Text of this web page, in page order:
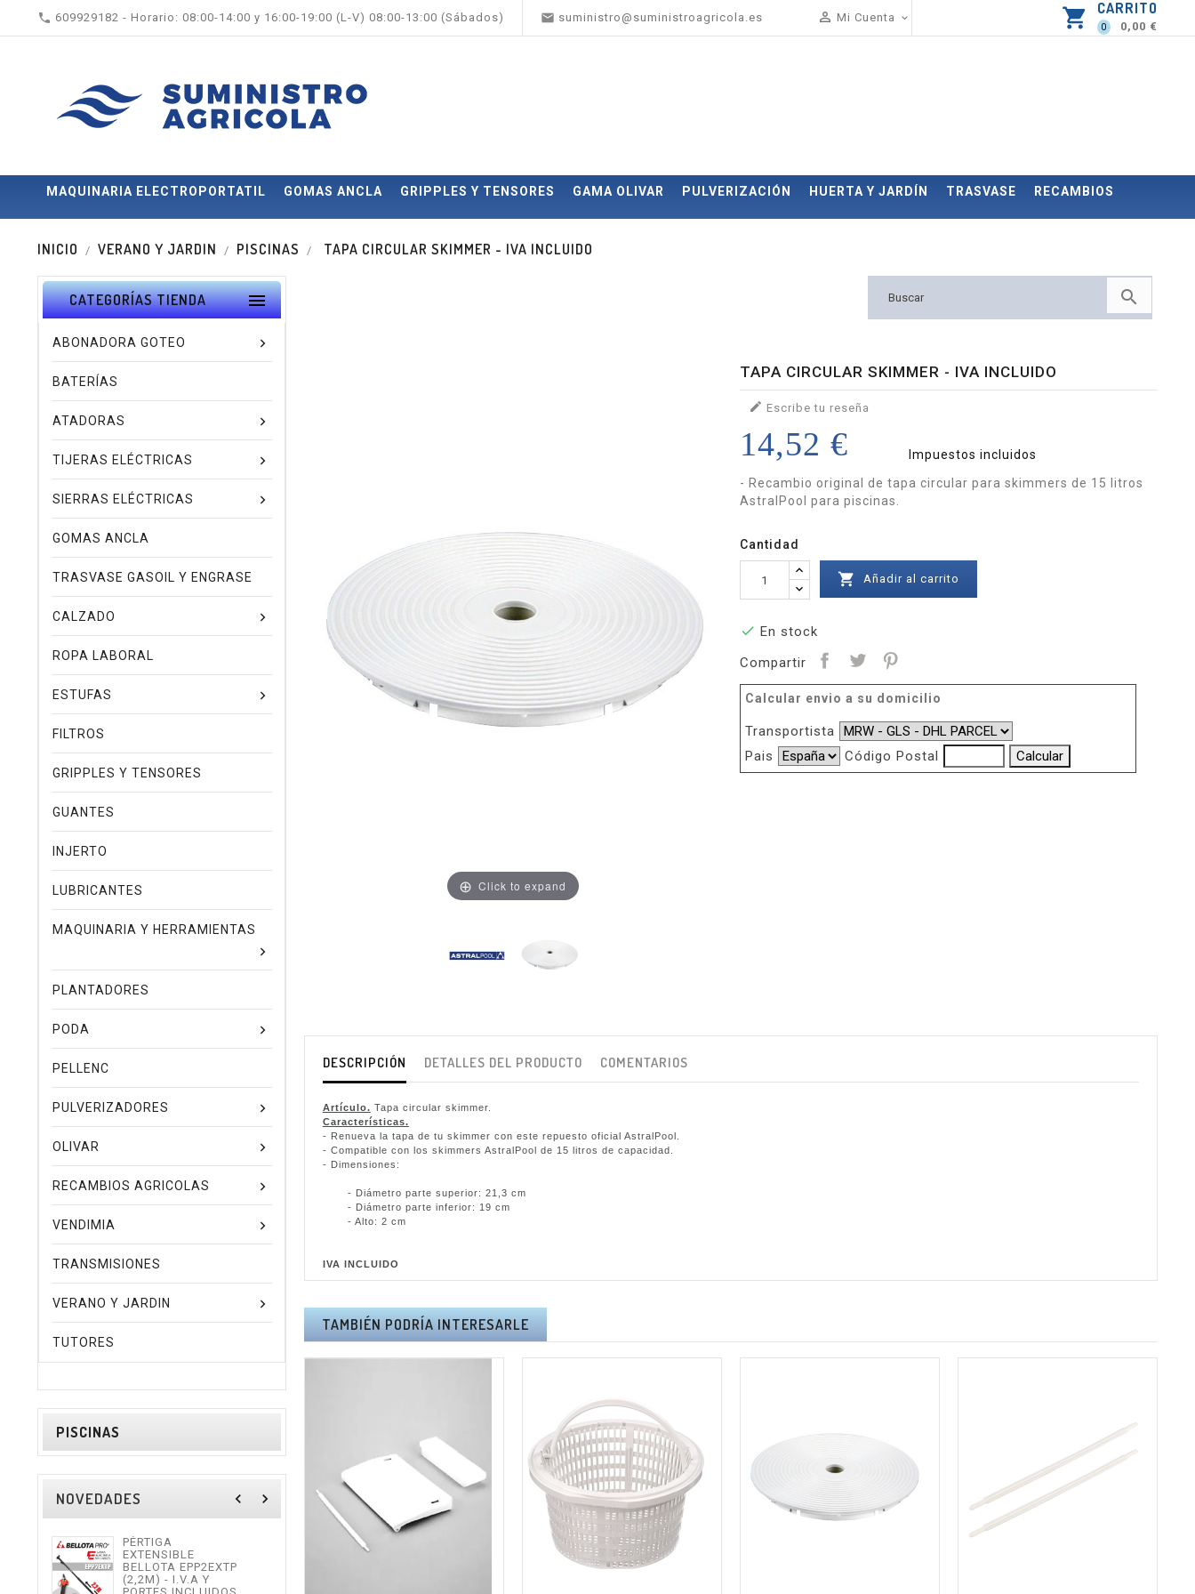
 609929182 - Horario: 08:00-14:00 y 16:00-19:00 (L-V) 08:00-13:00 (Sábados)  suministro@suministroagricola.es  Mi Cuenta  shopping_cart CARRITO
0 0,00 €
MAQUINARIA ELECTROPORTATIL GOMAS ANCLA GRIPPLES Y TENSORES GAMA OLIVAR PULVERIZACIÓN HUERTA Y JARDÍN TRASVASE RECAMBIOS
INICIO VERANO Y JARDIN PISCINAS TAPA CIRCULAR SKIMMER - IVA INCLUIDO
CATEGORÍAS TIENDA 
ABONADORA GOTEO
BATERÍAS
ATADORAS
TIJERAS ELÉCTRICAS
SIERRAS ELÉCTRICAS
GOMAS ANCLA
TRASVASE GASOIL Y ENGRASE
CALZADO
ROPA LABORAL
ESTUFAS
FILTROS
GRIPPLES Y TENSORES
GUANTES
INJERTO
LUBRICANTES
MAQUINARIA Y HERRAMIENTAS
PLANTADORES
PODA
PELLENC
PULVERIZADORES
OLIVAR
RECAMBIOS AGRICOLAS
VENDIMIA
TRANSMISIONES
VERANO Y JARDIN
TUTORES
PISCINAS
NOVEDADES navigate_before navigate_next
PÉRTIGA
EXTENSIBLE
BELLOTA EPP2EXTP
(2,2M) - I.V.A Y
ALTUNA AB2000 -
KIT ALTUNA PODA A
BATERÍA AFKIT -
I.V.A + PORTES

Click to expand
TAPA CIRCULAR SKIMMER - IVA INCLUIDO
 Escribe tu reseña
14,52 €
Impuestos incluidos
- Recambio original de tapa circular para skimmers de 15 litros
AstralPool para piscinas.
Cantidad
 Añadir al carrito
 En stock
Compartir
Calcular envio a su domicilio
Transportista
Pais
Código Postal
DESCRIPCIÓN DETALLES DEL PRODUCTO COMENTARIOS
Artículo. Tapa circular skimmer.
Características.
- Renueva la tapa de tu skimmer con este repuesto oficial AstralPool.
- Compatible con los skimmers AstralPool de 15 litros de capacidad.
- Dimensiones:
- Diámetro parte superior: 21,3 cm
- Diámetro parte inferior: 19 cm
- Alto: 2 cm
IVA INCLUIDO
TAMBIÉN PODRÍA INTERESARLE